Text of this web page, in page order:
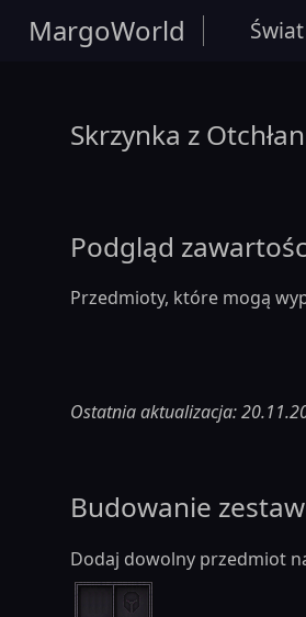
MargoWorld Świat
Skrzynka z
Podgląd
Przedmioty, które mogą
Ostatnia aktualizacja:
Budowanie
Dodaj dowolny przedmiot